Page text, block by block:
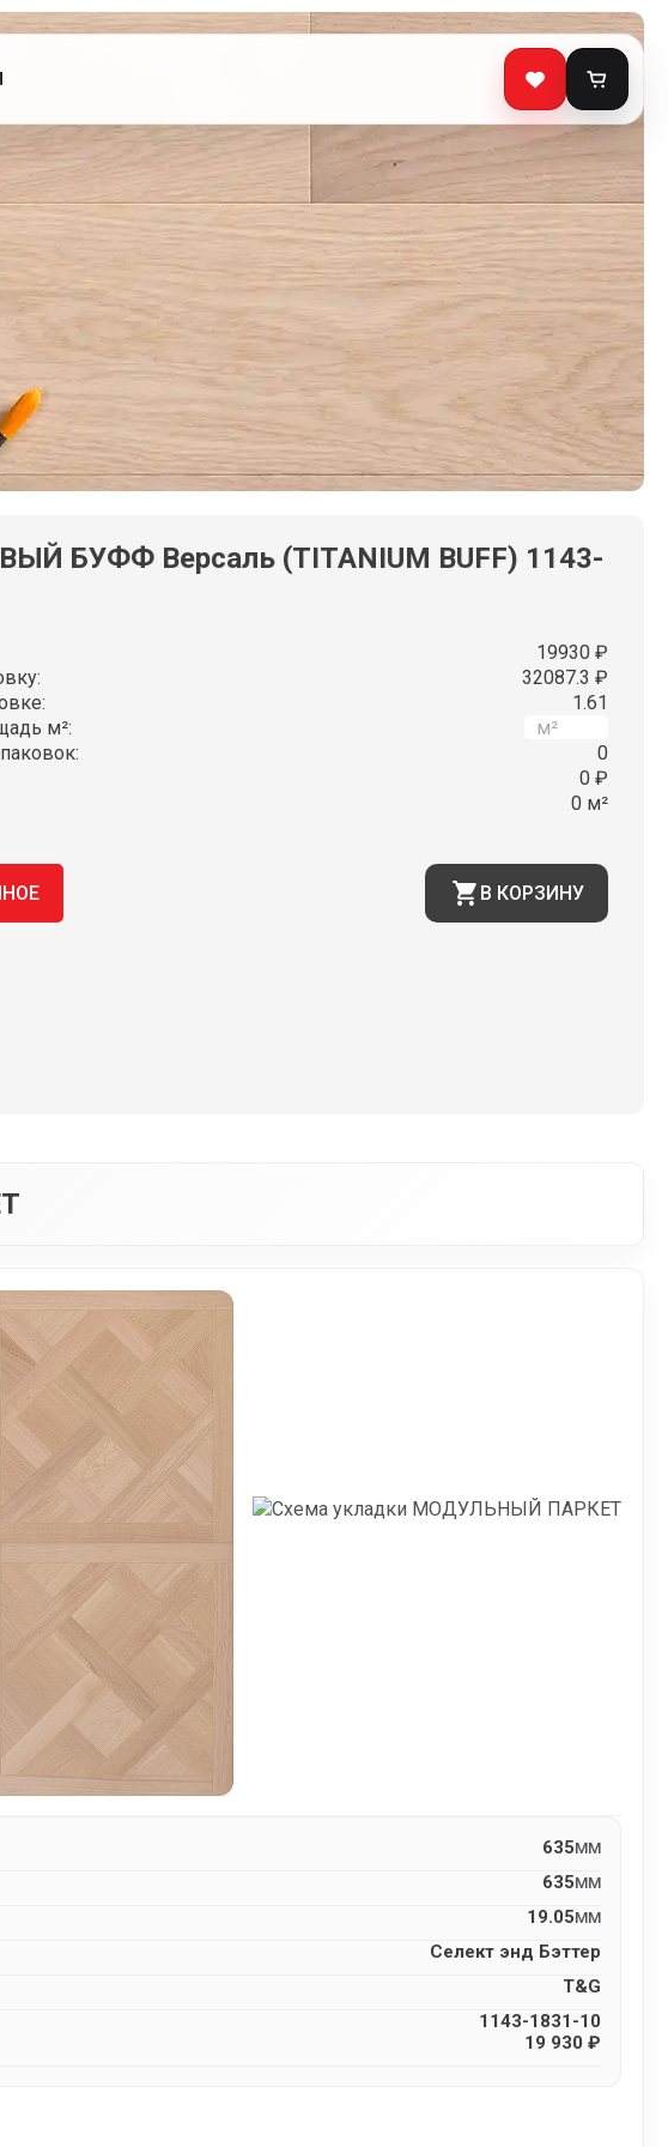
БУФФ Версаль (TITANIUM BUFF) 1143-
19930 ₽
32087.3 ₽
1.61
м²:
0
0 ₽
0 м²
В КОРЗИНУ
635MM
635MM
19.05MM
Селект энд Бэттер
T&G
1143-1831-10
19 930 ₽